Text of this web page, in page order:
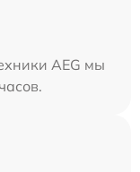
AEG мы